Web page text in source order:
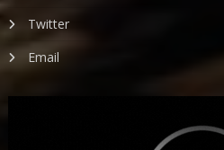
Twitter
Email